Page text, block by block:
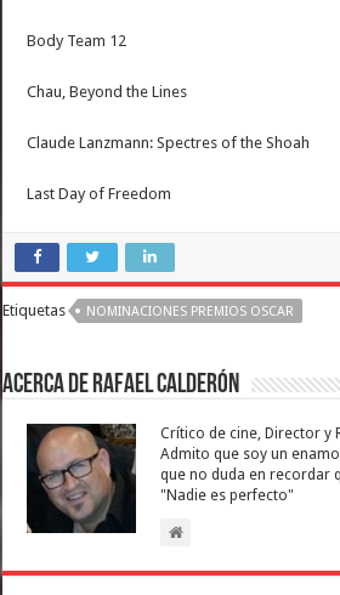
Body Team 12
Chau, Beyond the Lines
Claude Lanzmann: Spectres of the Shoah
Last Day of Freedom
Etiquetas NOMINACIONES PREMIOS OSCAR
Acerca de Rafael Calderón
Crítico de cine, Director y
Admito que soy un
que no duda en recordar
"Nadie es perfecto"